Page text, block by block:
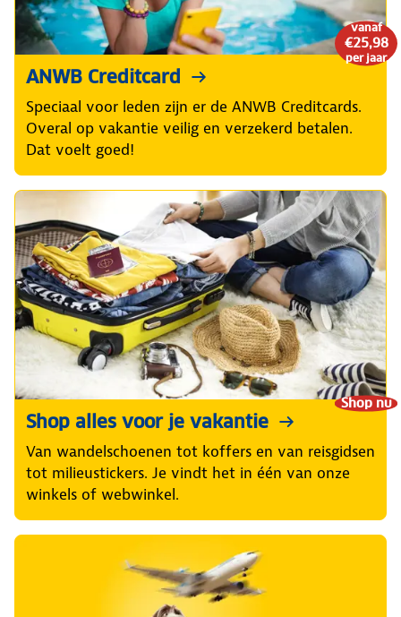
vanaf
€25,98
per jaar
ANWB Creditcard
Speciaal voor leden zijn er de ANWB Creditcards.
Overal op vakantie veilig en verzekerd betalen.
Dat voelt goed!
Shop nu
Shop alles voor je vakantie
Van wandelschoenen tot koffers en van reisgidsen
tot milieustickers. Je vindt het in één van onze
winkels of webwinkel.